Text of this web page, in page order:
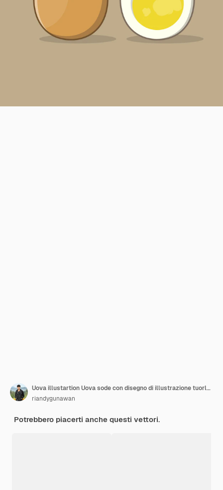
Uova illustartion Uova sode con disegno di illustrazione tuorlo Illustrazione vettoriale di uova di gallina
riandygunawan
Potrebbero piacerti anche questi vettori.